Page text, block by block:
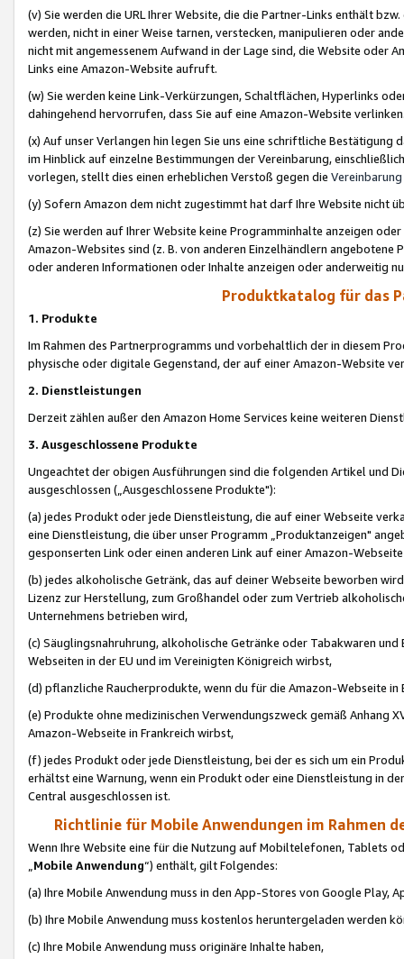
(v) Sie werden die URL Ihrer Website, die die Partner-Links enthält
werden, nicht in einer Weise tarnen, verstecken, manipulieren oder
nicht mit angemessenem Aufwand in der Lage sind, die Website oder
Links eine Amazon-Website aufruft.
(w) Sie werden keine Link-Verkürzungen, Schaltflächen, Hyperlinks
dahingehend hervorrufen, dass Sie auf eine Amazon-Website
(x) Auf unser Verlangen hin legen Sie uns eine schriftliche
im Hinblick auf einzelne Bestimmungen der Vereinbarung,
vorlegen, stellt dies einen erheblichen Verstoß gegen die Vereinbarung
(y) Sofern Amazon dem nicht zugestimmt hat darf Ihre Website nicht
(z) Sie werden auf Ihrer Website keine Programminhalte anzeigen
Amazon-Websites sind (z. B. von anderen Einzelhändlern
oder anderen Informationen oder Inhalte anzeigen oder anderweitig
Produktkatalog für das
1. Produkte
Im Rahmen des Partnerprogramms und vorbehaltlich der in diesem
physische oder digitale Gegenstand, der auf einer Amazon-Website
2. Dienstleistungen
Derzeit zählen außer den Amazon Home Services keine weiteren
3. Ausgeschlossene Produkte
Ungeachtet der obigen Ausführungen sind die folgenden Artikel und
ausgeschlossen („Ausgeschlossene Produkte"):
(a) jedes Produkt oder jede Dienstleistung, die auf einer Webseite
eine Dienstleistung, die über unser Programm „Produktanzeigen"
gesponserten Link oder einen anderen Link auf einer Amazon-
(b) jedes alkoholische Getränk, das auf deiner Webseite beworben
Lizenz zur Herstellung, zum Großhandel oder zum Vertrieb
Unternehmens betrieben wird,
(c) Säuglingsnahruhrung, alkoholische Getränke oder Tabakwaren
Webseiten in der EU und im Vereinigten Königreich wirbst,
(d) pflanzliche Raucherprodukte, wenn du für die Amazon-Webseite in
(e) Produkte ohne medizinischen Verwendungszweck gemäß Anhang
Amazon-Webseite in Frankreich wirbst,
(f) jedes Produkt oder jede Dienstleistung, bei der es sich um ein
erhältst eine Warnung, wenn ein Produkt oder eine Dienstleistung in
Central ausgeschlossen ist.
Richtlinie für Mobile Anwendungen im Rahmen
Wenn Ihre Website eine für die Nutzung auf Mobiltelefonen, Tablets
„Mobile Anwendung“) enthält, gilt Folgendes:
(a) Ihre Mobile Anwendung muss in den App-Stores von Google Play,
(b) Ihre Mobile Anwendung muss kostenlos heruntergeladen werden
(c) Ihre Mobile Anwendung muss originäre Inhalte haben,